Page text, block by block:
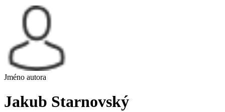
Jméno autora
Jakub Starnovský